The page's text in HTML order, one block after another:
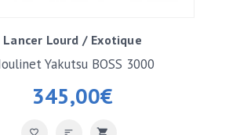
Lancer Lourd / Exotique
345,00€
Yakutsu BOSS 3000